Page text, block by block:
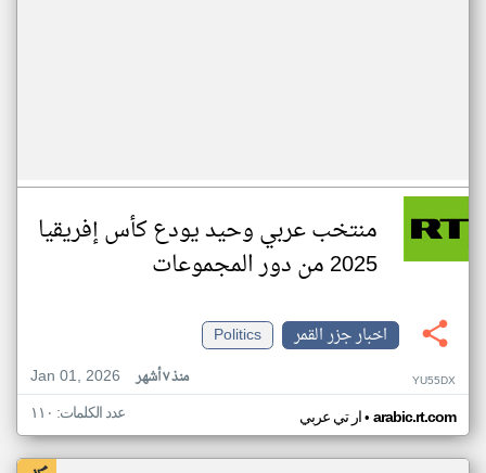
منتخب عربي وحيد يودع كأس إفريقيا
2025 من دور المجموعات
اخبار جزر القمر
Politics
Jan 01, 2026
منذ ٧ أشهر YU55DX
ار تي عربي• arabic.rt.com عدد الكلمات: ١١٠